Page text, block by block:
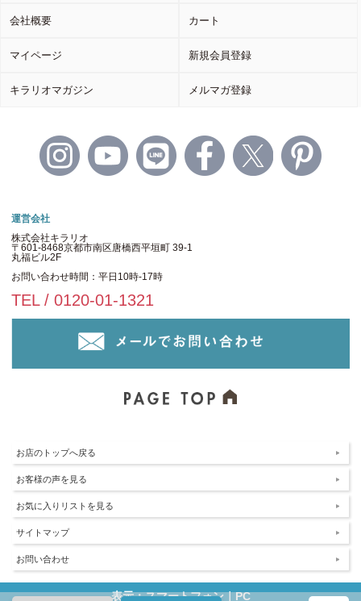
会社概要 カート
マイページ 新規会員登録
キラリオマガジン メルマガ登録
運営会社
株式会社キラリオ
〒601-8468京都市南区唐橋西平垣町 39-1
丸福ビル2F
お問い合わせ時間：平日10時-17時
TEL / 0120-01-1321
お店のトップへ戻る
お客様の声を見る
お気に入りリストを見る
サイトマップ
お問い合わせ
表示：スマートフォン｜PC